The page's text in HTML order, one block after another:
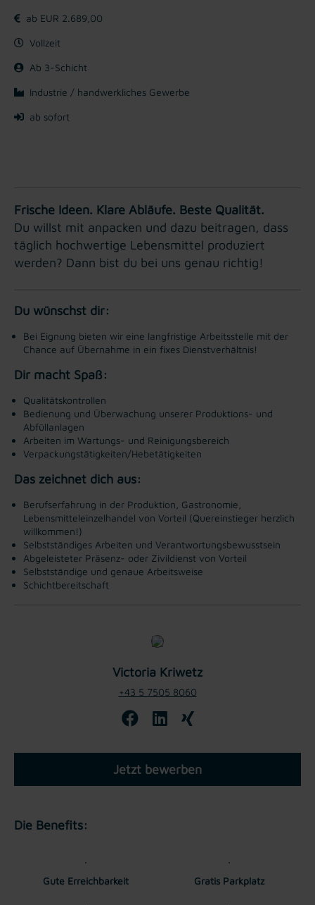
ab EUR 2.689,00
Vollzeit
Ab 3-Schicht
Industrie / handwerkliches Gewerbe
ab sofort
Frische Ideen. Klare Abläufe. Beste Qualität.
Du willst mit anpacken und dazu beitragen, dass
täglich hochwertige Lebensmittel produziert
werden? Dann bist du bei uns genau richtig!
Du wünschst dir:
Bei Eignung bieten wir eine langfristige Arbeitsstelle mit der
Chance auf Übernahme in ein fixes Dienstverhältnis!
Dir macht Spaß:
Qualitätskontrollen
Bedienung und Überwachung unserer Produktions- und
Abfüllanlagen
Arbeiten im Wartungs- und Reinigungsbereich
Verpackungstätigkeiten/Hebetätigkeiten
Das zeichnet dich aus:
Berufserfahrung in der Produktion, Gastronomie,
Lebensmitteleinzelhandel von Vorteil (Quereinstieger herzlich
willkommen!)
Selbstständiges Arbeiten und Verantwortungsbewusstsein
Abgeleisteter Präsenz- oder Zivildienst von Vorteil
Selbstständige und genaue Arbeitsweise
Schichtbereitschaft
Victoria Kriwetz
+43 5 7505 8060
Jetzt bewerben
Die Benefits:
Gute Erreichbarkeit Gratis Parkplatz